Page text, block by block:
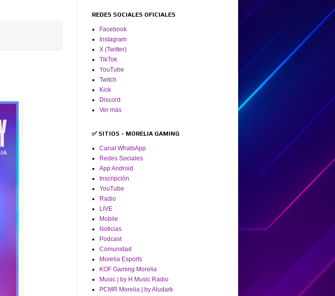
REDES SOCIALES OFICIALES
Facebook
Instagram
X (Twitter)
TikTok
YouTube
Twitch
Kick
Discord
Ver más
✅ SITIOS - MORELIA GAMING
Canal WhatsApp
Redes Sociales
App Android
Inscripción
YouTube
Radio
LIVE
Mobile
Noticias
Podcast
Comunidad
Morelia Esports
KOF Gaming Morelia
Music | by H Music Radio
PCMR Morelia | by Aludark